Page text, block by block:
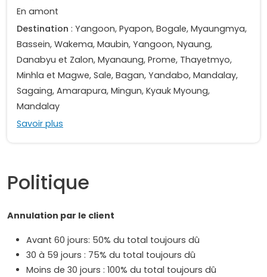
En amont
Destination : Yangoon, Pyapon, Bogale, Myaungmya,
Bassein, Wakema, Maubin, Yangoon, Nyaung,
Danabyu et Zalon, Myanaung, Prome, Thayetmyo,
Minhla et Magwe, Sale, Bagan, Yandabo, Mandalay,
Sagaing, Amarapura, Mingun, Kyauk Myoung,
Mandalay
Savoir plus
Politique
Annulation par le client
Avant 60 jours: 50% du total toujours dû
30 à 59 jours : 75% du total toujours dû
Moins de 30 jours : 100% du total toujours dû